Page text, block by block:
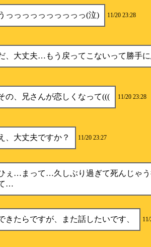
っっっっっっっっっっ(泣) 11/20 23:28
、大丈夫…もう戻ってこないって勝手
の、兄さんが恋しくなって((( 11/20 23:28
、大丈夫ですか？ 11/20 23:27
ぇ…まって…久しぶり過ぎて死んじゃ
…
きたらですが、また話したいです、